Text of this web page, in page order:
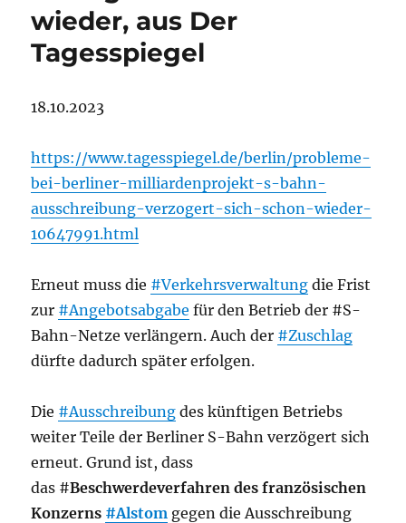
wieder, aus Der
Tagesspiegel
18.10.2023
https://www.tagesspiegel.de/berlin/probleme-
bei-berliner-milliardenprojekt-s-bahn-
ausschreibung-verzogert-sich-schon-wieder-
10647991.html
Erneut muss die #Verkehrsverwaltung die Frist
zur #Angebotsabgabe für den Betrieb der #S-
Bahn-Netze verlängern. Auch der #Zuschlag
dürfte dadurch später erfolgen.
Die #Ausschreibung des künftigen Betriebs
weiter Teile der Berliner S-Bahn verzögert sich
erneut. Grund ist, dass
das #Beschwerdeverfahren des französischen
Konzerns #Alstom gegen die Ausschreibung